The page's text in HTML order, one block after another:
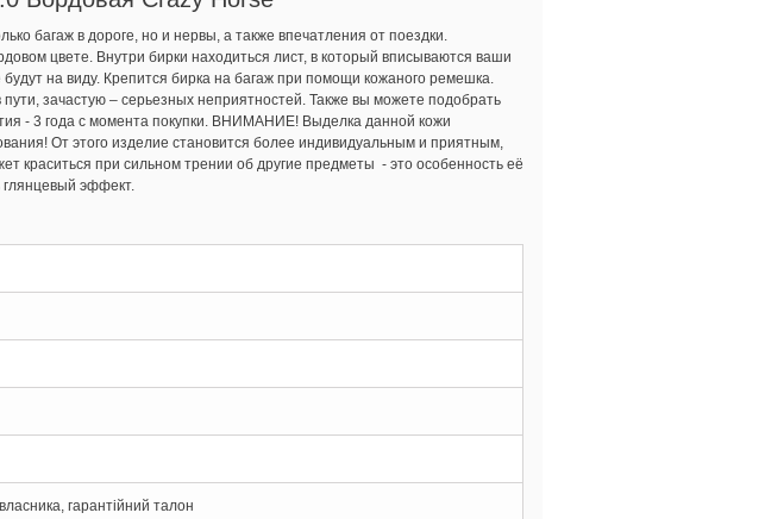
багаж в дороге, но и нервы, а также впечатления от поездки.
цвете. Внутри бирки находиться лист, в который вписываются ваши
на виду. Крепится бирка на багаж при помощи кожаного ремешка.
зачастую – серьезных неприятностей. Также вы можете подобрать
- 3 года с момента покупки. ВНИМАНИЕ! Выделка данной кожи
От этого изделие становится более индивидуальным и приятным,
краситься при сильном трении об другие предметы - это особенность её
эффект.
гарантійний талон